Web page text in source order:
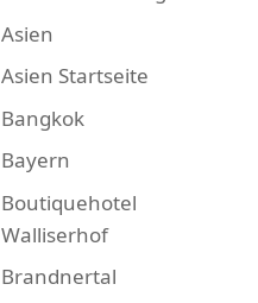
Asien
Asien Startseite
Bangkok
Bayern
Boutiquehotel
Walliserhof
Brandnertal